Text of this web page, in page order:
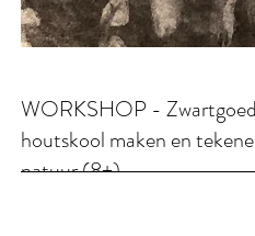
WORKSHOP -
houtskool maken en
natuur (8+)